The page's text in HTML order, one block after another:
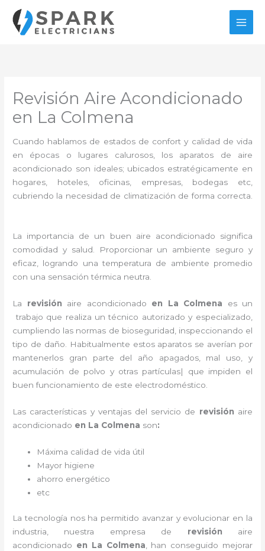
contenido
Revisión Aire Acondicionado
en La Colmena
Cuando hablamos de estados de confort y calidad de vida
en épocas o lugares calurosos, los aparatos de aire
acondicionado son ideales; ubicados estratégicamente en
hogares, hoteles, oficinas, empresas, bodegas etc,
cubriendo la necesidad de climatización de forma correcta.
La importancia de un buen aire acondicionado significa
comodidad y salud. Proporcionar un ambiente seguro y
eficaz, logrando una temperatura de ambiente promedio
con una sensación térmica neutra.
La revisión aire acondicionado en La Colmena
es un
trabajo que realiza un técnico autorizado y especializado,
cumpliendo las normas de bioseguridad, inspeccionando el
tipo de daño. Habitualmente estos aparatos se averían por
mantenerlos gran parte del año apagados, mal uso, y
acumulación de polvo y otras partículas| que impiden el
buen funcionamiento de este electrodoméstico.
Las características y ventajas del servicio de revisión aire
acondicionado en La Colmena son:
Máxima calidad de vida útil
Mayor higiene
ahorro energético
etc
La tecnología nos ha permitido avanzar y evolucionar en la
industria, nuestra empresa de revisión aire
acondicionado en La Colmena, han conseguido mejorar